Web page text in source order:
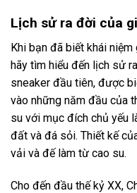
Lịch sử ra đời của
Khi bạn đã biết khái
hãy tìm hiểu đến lịch sử
sneaker đầu tiên, được
vào những năm đầu của
su với mục đích chủ yếu
đất và đá sỏi. Thiết kế
vải và đế làm từ cao su.
Cho đến đầu thế kỷ XX,